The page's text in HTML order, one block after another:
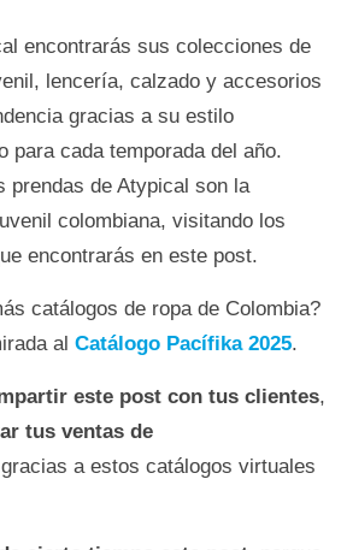
encontrarás sus colecciones de
lencería, calzado y accesorios
gracias a su estilo
para cada temporada del año.
prendas de Atypical son la
colombiana, visitando los
encontrarás en este post.
catálogos de ropa de Colombia?
al Catálogo Pacífika 2025.
este post con tus clientes,
tus ventas de
gracias a estos catálogos virtuales